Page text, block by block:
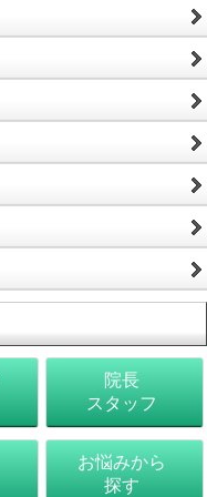
院長
スタッフ
お悩みから
探す